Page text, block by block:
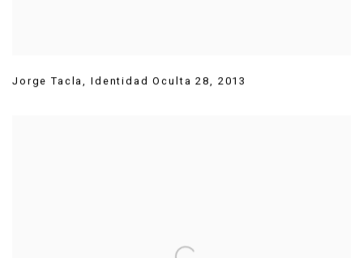
Jorge Tacla, Identidad Oculta 28, 2013